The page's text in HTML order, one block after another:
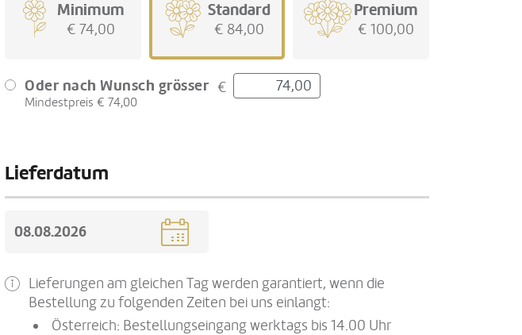
Minimum
€ 74,00
Standard
€ 84,00
Premium
€ 100,00
Oder nach Wunsch grösser
Mindestpreis € 74,00
€
Lieferdatum
Lieferungen am gleichen Tag werden garantiert, wenn die
Bestellung zu folgenden Zeiten bei uns einlangt:
Österreich: Bestellungseingang werktags bis 14.00 Uhr